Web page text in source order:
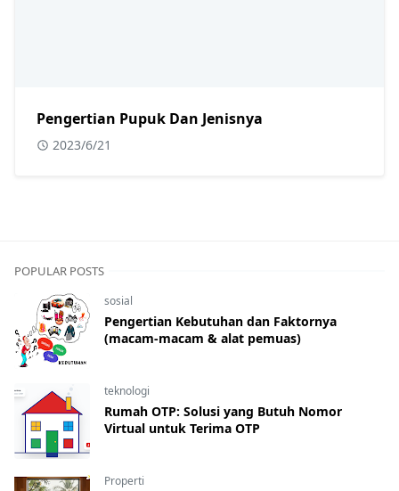
Pengertian Pupuk Dan Jenisnya
2023/6/21
POPULAR POSTS
sosial
Pengertian Kebutuhan dan Faktornya
(macam-macam & alat pemuas)
teknologi
Rumah OTP: Solusi yang Butuh Nomor
Virtual untuk Terima OTP
Properti